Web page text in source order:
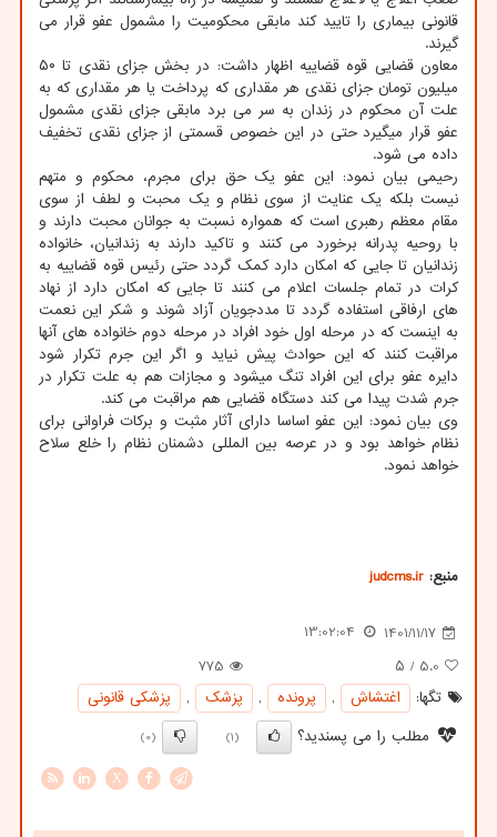
قانونی بیماری را تایید کند مابقی محکومیت را مشمول عفو قرار می
گیرند.
معاون قضایی قوه قضاییه اظهار داشت: در بخش جزای نقدی تا ۵۰
میلیون تومان جزای نقدی هر مقداری که پرداخت یا هر مقداری که به
علت آن محکوم در زندان به سر می برد مابقی جزای نقدی مشمول
عفو قرار میگیرد حتی در این خصوص قسمتی از جزای نقدی تخفیف
داده می شود.
رحیمی بیان نمود: این عفو یک حق برای مجرم، محکوم و متهم
نیست بلکه یک عنایت از سوی نظام و یک محبت و لطف از سوی
مقام معظم رهبری است که همواره نسبت به جوانان محبت دارند و
با روحیه پدرانه برخورد می کنند و تاکید دارند به زندانیان، خانواده
زندانیان تا جایی که امکان دارد کمک گردد حتی رئیس قوه قضاییه به
کرات در تمام جلسات اعلام می کنند تا جایی که امکان دارد از نهاد
های ارفاقی استفاده گردد تا مددجویان آزاد شوند و شکر این نعمت
به اینست که در مرحله اول خود افراد در مرحله دوم خانواده های آنها
مراقبت کنند که این حوادث پیش نیاید و اگر این جرم تکرار شود
دایره عفو برای این افراد تنگ میشود و مجازات هم به علت تکرار در
جرم شدت پیدا می کند دستگاه قضایی هم مراقبت می کند.
وی بیان نمود: این عفو اساسا دارای آثار مثبت و برکات فراوانی برای
نظام خواهد بود و در عرصه بین المللی دشمنان نظام را خلع سلاح
خواهد نمود.
منبع: judcms.ir
1401/11/17
13:02:04
5.0 / ۵
775
تگها:
اغتشاش , پرونده , پزشك ,
پزشكی قانونی
مطلب را می پسندید؟
(1)
(0)
X